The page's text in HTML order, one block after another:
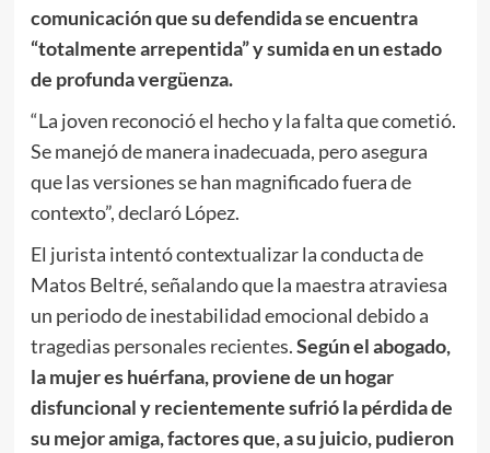
comunicación que su defendida se encuentra
“totalmente arrepentida” y sumida en un estado
de profunda vergüenza.
“La joven reconoció el hecho y la falta que cometió.
Se manejó de manera inadecuada, pero asegura
que las versiones se han magnificado fuera de
contexto”, declaró López.
El jurista intentó contextualizar la conducta de
Matos Beltré, señalando que la maestra atraviesa
un periodo de inestabilidad emocional debido a
tragedias personales recientes.Según el abogado,
la mujer es huérfana, proviene de un hogar
disfuncional y recientemente sufrió la pérdida de
su mejor amiga, factores que, a su juicio, pudieron